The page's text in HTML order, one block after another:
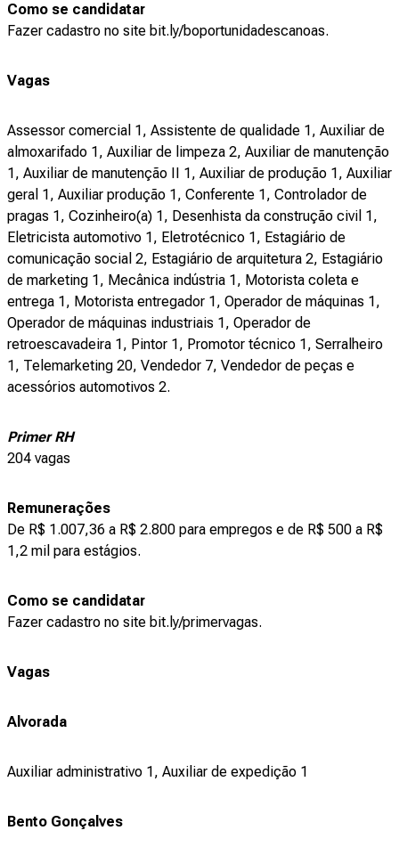
Como se candidatar
Fazer cadastro no site bit.ly/boportunidadescanoas.
Vagas
Assessor comercial 1, Assistente de qualidade 1, Auxiliar de
almoxarifado 1, Auxiliar de limpeza 2, Auxiliar de manutenção
1, Auxiliar de manutenção II 1, Auxiliar de produção 1, Auxiliar
geral 1, Auxiliar produção 1, Conferente 1, Controlador de
pragas 1, Cozinheiro(a) 1, Desenhista da construção civil 1,
Eletricista automotivo 1, Eletrotécnico 1, Estagiário de
comunicação social 2, Estagiário de arquitetura 2, Estagiário
de marketing 1, Mecânica indústria 1, Motorista coleta e
entrega 1, Motorista entregador 1, Operador de máquinas 1,
Operador de máquinas industriais 1, Operador de
retroescavadeira 1, Pintor 1, Promotor técnico 1, Serralheiro
1, Telemarketing 20, Vendedor 7, Vendedor de peças e
acessórios automotivos 2.
Primer RH
204 vagas
Remunerações
De R$ 1.007,36 a R$ 2.800 para empregos e de R$ 500 a R$
1,2 mil para estágios.
Como se candidatar
Fazer cadastro no site bit.ly/primervagas.
Vagas
Alvorada
Auxiliar administrativo 1, Auxiliar de expedição 1
Bento Gonçalves